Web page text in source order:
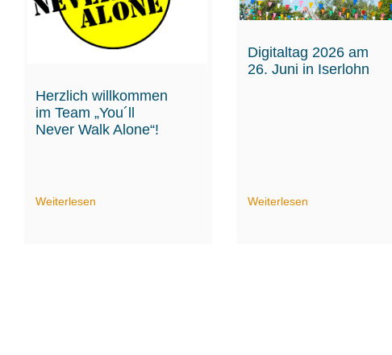
Herzlich willkommen
im Team „You´ll
Never Walk Alone“!
Weiterlesen
Digitaltag 2026 am
26. Juni in Iserlohn
Weiterlesen